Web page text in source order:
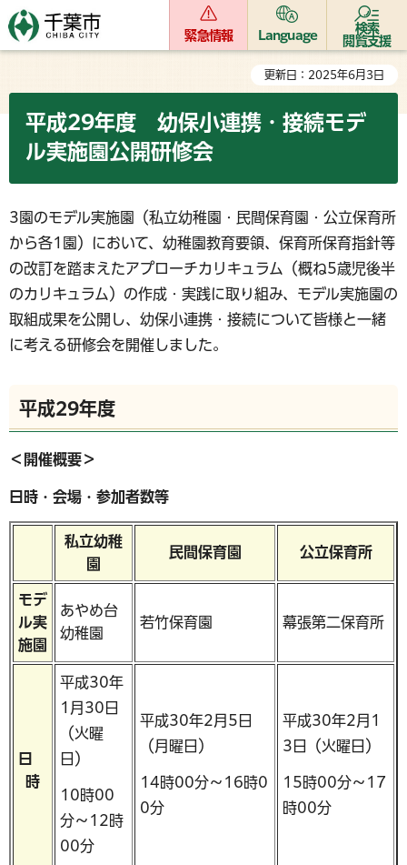
緊急情報 Language
検索
閲覧支援
更新日：2025年6月3日
平成29年度 幼保小連携・接続モデ
ル実施園公開研修会
3園のモデル実施園（私立幼稚園・民間保育園・公立保育所
から各1園）において、幼稚園教育要領、保育所保育指針等
の改訂を踏まえたアプローチカリキュラム（概ね5歳児後半
のカリキュラム）の作成・実践に取り組み、モデル実施園の
取組成果を公開し、幼保小連携・接続について皆様と一緒
に考える研修会を開催しました。
平成29年度
＜開催概要＞
日時・会場・参加者数等
私立幼稚
園
民間保育園 公立保育所
モデ
ル実
施園
あやめ台
幼稚園
若竹保育園 幕張第二保育所
日
時
平成30年
1月30日
（火曜
日）
10時00
分～12時
00分
平成30年2月5日
（月曜日）
14時00分～16時0
0分
平成30年2月1
3日（火曜日）
15時00分～17
時00分